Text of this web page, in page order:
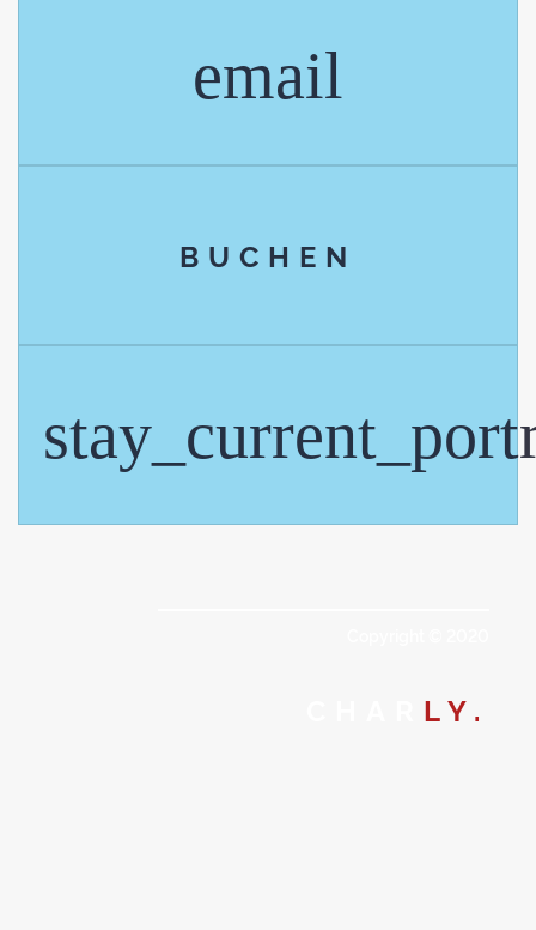
email
BUCHEN
LY.